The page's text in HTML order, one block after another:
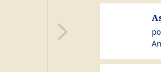
Ver As letras